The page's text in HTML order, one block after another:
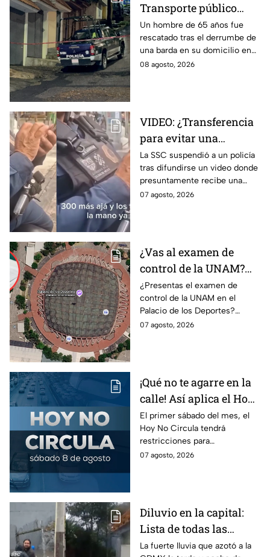
Transporte público
arrolla, mata a un
hombre y huye
Un hombre de 65 años fue
rescatado tras el derrumbe de
una barda en su domicilio en
Tlalpan, provocado por las
08 agosto, 2026
VIDEO: ¿Transferencia
para evitar una
sanción? SSC suspende
a policía y abre
investigación
La SSC suspendió a un policía
tras difundirse un video donde
presuntamente recibe una
transferencia para evitar una
07 agosto, 2026
¿Vas al examen de
control de la UNAM?
Así puedes llegar al
Palacio de los Deportes
en Metro, camión y
Metrobús
¿Presentas el examen de
control de la UNAM en el
Palacio de los Deportes?
Consulta cómo llegar en
07 agosto, 2026
¡Qué no te agarre en la
calle! Así aplica el Hoy
No Circula el primer
sábado del mes
El primer sábado del mes, el
Hoy No Circula tendrá
restricciones para
determinados vehículos en la
07 agosto, 2026
Diluvio en la capital:
Lista de todas las
inundaciones en CDMX
La fuerte lluvia que azotó a la